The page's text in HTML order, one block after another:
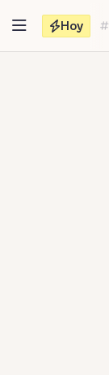
contenido
Hoy